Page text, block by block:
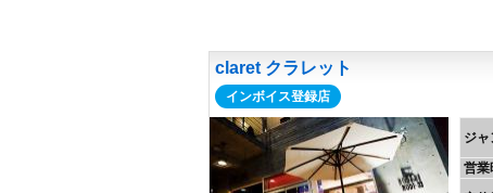
claret クラレット
インボイス登録店
ジャ
営業